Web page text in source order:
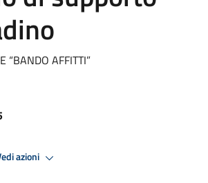
“BANDO AFFITTI”
azioni